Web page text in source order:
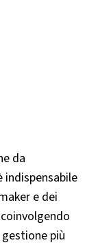
da
indispensabile
e dei
più